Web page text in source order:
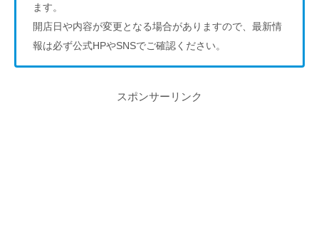
ます。
開店日や内容が変更となる場合がありますので、最新情
報は必ず公式HPやSNSでご確認ください。
スポンサーリンク